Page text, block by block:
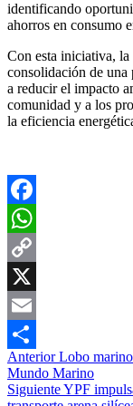
identificando
ahorros en consumo
Con esta iniciativa,
consolidación de
a reducir el impacto
comunidad y a los
la eficiencia
Facebook
WhatsApp
Copy
Link
X
Email
Compartir
Navegación
de
AnteriorLobo marino
Mundo Marino
SiguienteYPF